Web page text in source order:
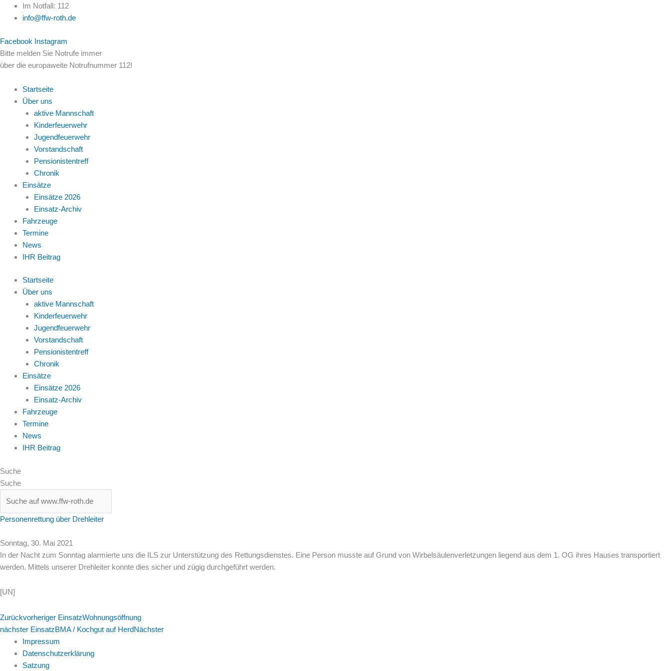
Inhalt
Im Notfall: 112
info@ffw-roth.de
Facebook Instagram
Bitte melden Sie Notrufe immer
über die europaweite Notrufnummer 112!
Startseite
Über uns
aktive Mannschaft
Kinderfeuerwehr
Jugendfeuerwehr
Vorstandschaft
Pensionistentreff
Chronik
Einsätze
Einsätze 2026
Einsatz-Archiv
Fahrzeuge
Termine
News
IHR Beitrag
Startseite
Über uns
aktive Mannschaft
Kinderfeuerwehr
Jugendfeuerwehr
Vorstandschaft
Pensionistentreff
Chronik
Einsätze
Einsätze 2026
Einsatz-Archiv
Fahrzeuge
Termine
News
IHR Beitrag
Suche
Suche
Personenrettung über Drehleiter
Sonntag, 30. Mai 2021
In der Nacht zum Sonntag alarmierte uns die ILS zur Unterstützung des Rettungsdienstes. Eine Person musste auf Grund von Wirbelsäulenverletzungen liegend aus dem 1. OG ihres Hauses transportiert
werden. Mittels unserer Drehleiter konnte dies sicher und zügig durchgeführt werden.
[UN]
Zurückvorheriger EinsatzWohnungsöffnung
nächster EinsatzBMA / Kochgut auf HerdNächster
Impressum
Datenschutzerklärung
Satzung